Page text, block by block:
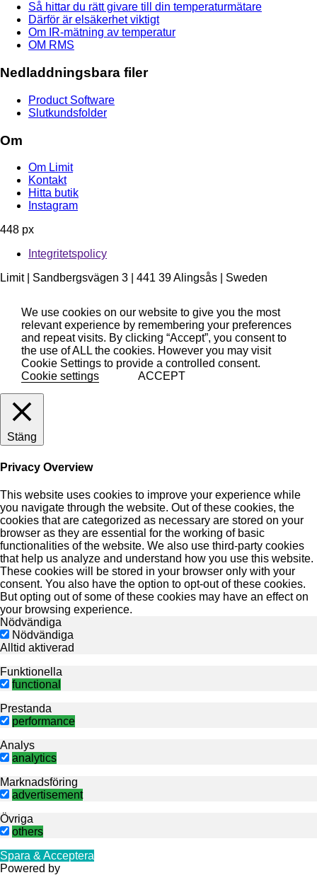
Så hittar du rätt givare till din temperaturmätare
Därför är elsäkerhet viktigt
Om IR-mätning av temperatur
OM RMS
Nedladdningsbara filer
Product Software
Slutkundsfolder
Om
Om Limit
Kontakt
Hitta butik
Instagram
448 px
Integritetspolicy
Limit | Sandbergsvägen 3 | 441 39 Alingsås | Sweden
We use cookies on our website to give you the most
relevant experience by remembering your preferences
and repeat visits. By clicking “Accept”, you consent to
the use of ALL the cookies. However you may visit
Cookie Settings to provide a controlled consent.
Cookie settings
ACCEPT
Stäng
Privacy Overview
This website uses cookies to improve your experience while
you navigate through the website. Out of these cookies, the
cookies that are categorized as necessary are stored on your
browser as they are essential for the working of basic
functionalities of the website. We also use third-party cookies
that help us analyze and understand how you use this website.
These cookies will be stored in your browser only with your
consent. You also have the option to opt-out of these cookies.
But opting out of some of these cookies may have an effect on
your browsing experience.
Nödvändiga
Nödvändiga
Alltid aktiverad
Funktionella
functional
Prestanda
performance
Analys
analytics
Marknadsföring
advertisement
Övriga
others
Spara & Acceptera
Powered by